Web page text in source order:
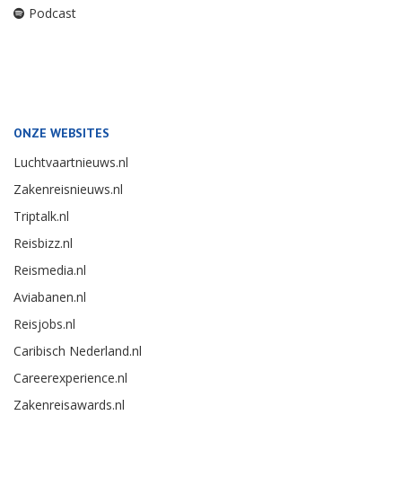
Podcast
ONZE WEBSITES
Luchtvaartnieuws.nl
Zakenreisnieuws.nl
Triptalk.nl
Reisbizz.nl
Reismedia.nl
Aviabanen.nl
Reisjobs.nl
Caribisch Nederland.nl
Careerexperience.nl
Zakenreisawards.nl